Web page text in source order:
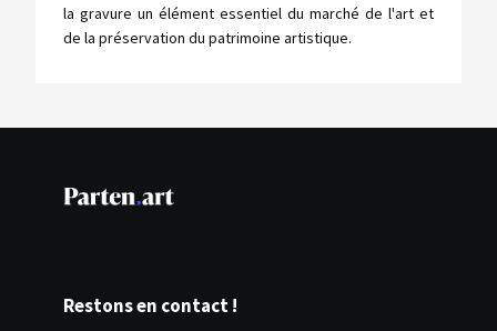
la gravure un élément essentiel du marché de l'art et
de la préservation du patrimoine artistique.
Restons en contact !